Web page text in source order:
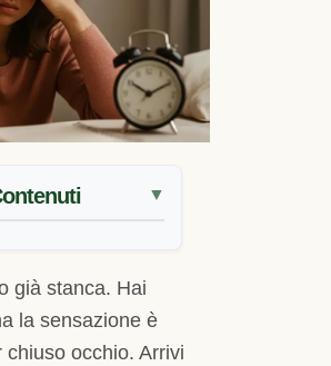
▼
già stanca. Hai
la sensazione è
occhio. Arrivi